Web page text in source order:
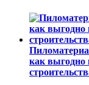
как выгодно